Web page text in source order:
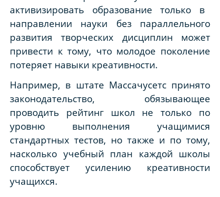
активизировать образование только в
направлении науки без параллельного
развития творческих дисциплин может
привести к тому, что молодое поколение
потеряет навыки креативности.
Например, в штате Массачусетс принято
законодательство, обязывающее
проводить рейтинг школ не только по
уровню выполнения учащимися
стандартных тестов, но также и по тому,
насколько учебный план каждой школы
способствует усилению креативности
учащихся.